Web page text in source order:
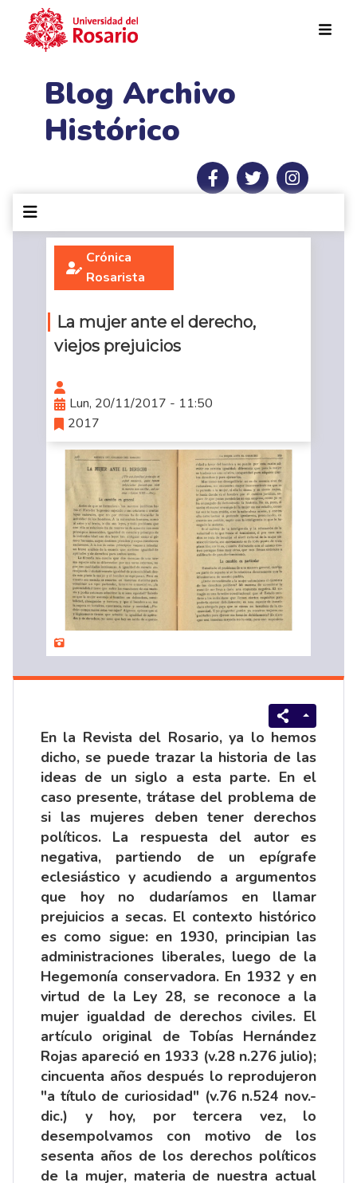
Blog Archivo
Histórico
Crónica
Rosarista
La mujer ante el derecho,
viejos prejuicios
Lun, 20/11/2017 - 11:50
2017
En la Revista del Rosario, ya lo hemos
dicho, se puede trazar la historia de las
ideas de un siglo a esta parte. En el
caso presente, trátase del problema de
si las mujeres deben tener derechos
políticos. La respuesta del autor es
negativa, partiendo de un epígrafe
eclesiástico y acudiendo a argumentos
que hoy no dudaríamos en llamar
prejuicios a secas. El contexto histórico
es como sigue: en 1930, principian las
administraciones liberales, luego de la
Hegemonía conservadora. En 1932 y en
virtud de la Ley 28, se reconoce a la
mujer igualdad de derechos civiles. El
artículo original de Tobías Hernández
Rojas apareció en 1933 (v.28 n.276 julio);
cincuenta años después lo reprodujeron
"a título de curiosidad" (v.76 n.524 nov.-
dic.) y hoy, por tercera vez, lo
desempolvamos con motivo de los
sesenta años de los derechos políticos
de la mujer, materia de nuestra actual